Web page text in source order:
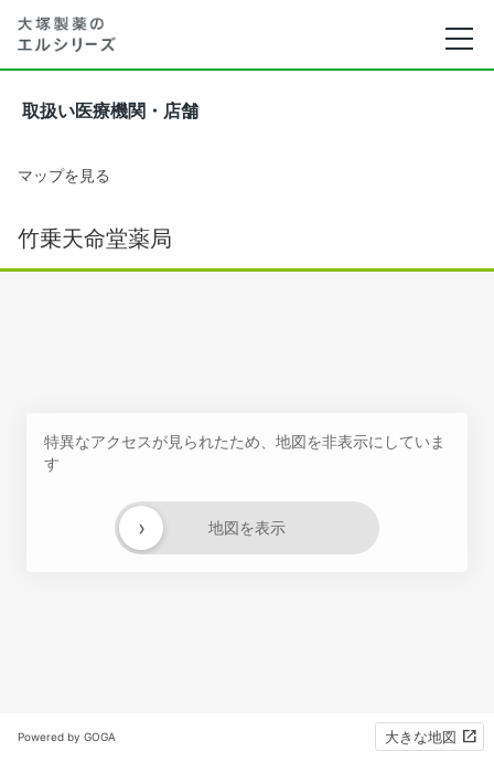
取扱い医療機関・店舗
マップを見る
竹乗天命堂薬局
特異なアクセスが見られたため、地図を非表示にしていま
す
地図を表示
›
Powered by GOGA 大きな地図